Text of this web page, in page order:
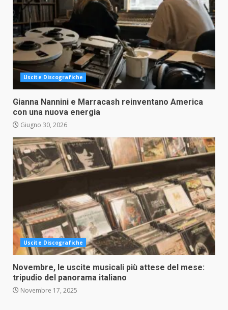
Uscite Discografiche
Gianna Nannini e Marracash reinventano America
con una nuova energia
Giugno 30, 2026
Uscite Discografiche
Novembre, le uscite musicali più attese del mese:
tripudio del panorama italiano
Novembre 17, 2025